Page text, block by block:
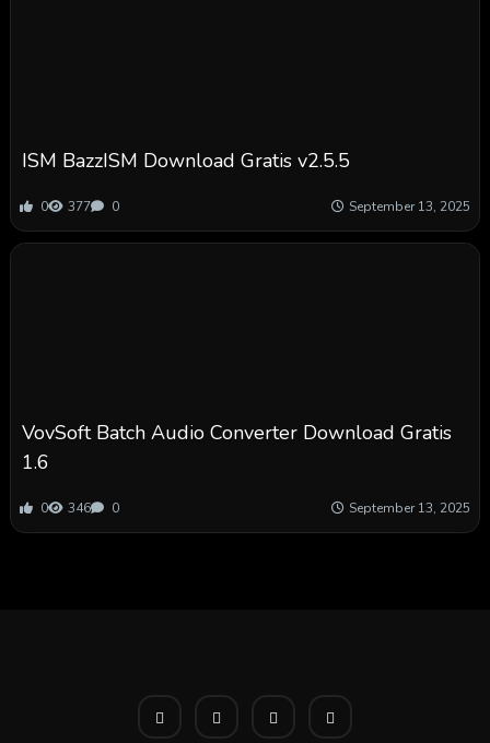
ISM BazzISM Download Gratis v2.5.5
0 377 0 September 13, 2025
VovSoft Batch Audio Converter Download Gratis
1.6
0 346 0 September 13, 2025